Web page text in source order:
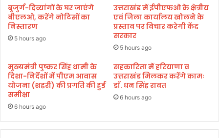
ह
ज़ा
र
धि
क
शि
का
य
ए
खा
ई
में
की
ब
स
,
बा
-
बुजुर्ग-दिव्यांगों के घर जाएंगे
बीएलओ, करेंगे नोटिसों का
निस्तारण
5 hours ago
उत्तराखंड में ईपीएफओ के क्षेत्रीय
एवं जिला कार्यालय खोलने के
प्रस्ताव पर विचार करेगी केंद्र
सरकार
5 hours ago
मुख्यमंत्री पुष्कर सिंह धामी के
दिशा-निर्देशों में पीएम आवास
योजना (शहरी) की प्रगति की हुई
समीक्षा
6 hours ago
सहकारिता में हरियाणा व
उत्तराखंड मिलकर करेंगे कामः
डाॅ. धन सिंह रावत
6 hours ago